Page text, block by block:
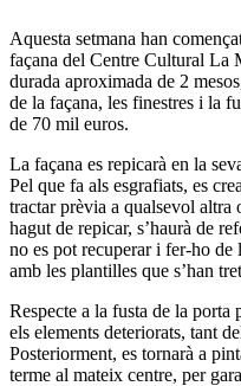
Aquesta setmana han
façana del Centre Cultural La
durada aproximada de 2
de la façana, les finestres i la
de 70 mil euros.
La façana es repicarà en la
Pel que fa als esgrafiats, es
tractar prèvia a qualsevol altra
hagut de repicar, s’haurà de
no es pot recuperar i fer-ho de
amb les plantilles que s’han
Respecte a la fusta de la porta
els elements deteriorats, tant
Posteriorment, es tornarà a
terme al mateix centre, per